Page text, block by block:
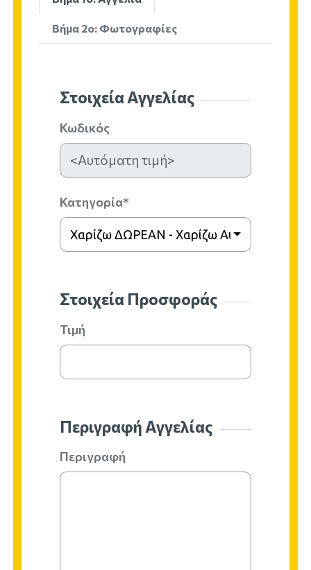
Βήμα 2ο: Φωτογραφίες
Στοιχεία Αγγελίας
Κωδικός
Κατηγορία*
Χαρίζω ΔΩΡΕΑΝ - Χαρίζω Αυτοκίνητο
Στοιχεία Προσφοράς
Τιμή
Περιγραφή Αγγελίας
Περιγραφή